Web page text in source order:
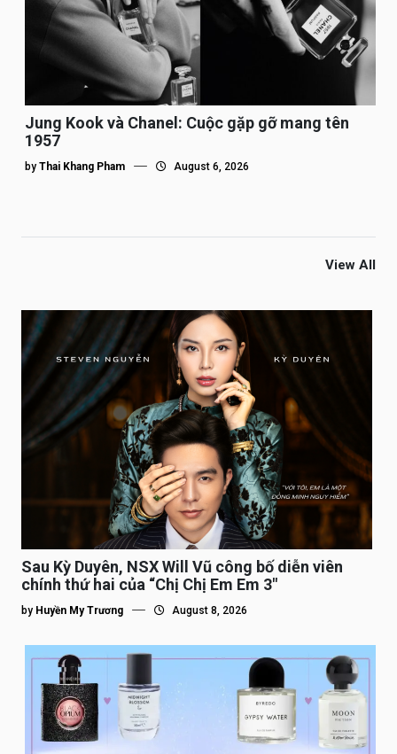
Jung Kook và Chanel: Cuộc gặp gỡ mang tên
1957
by Thai Khang Pham August 6, 2026
View All
Sau Kỳ Duyên, NSX Will Vũ công bố diễn viên
chính thứ hai của “Chị Chị Em Em 3″
by Huyền My Trương August 8, 2026